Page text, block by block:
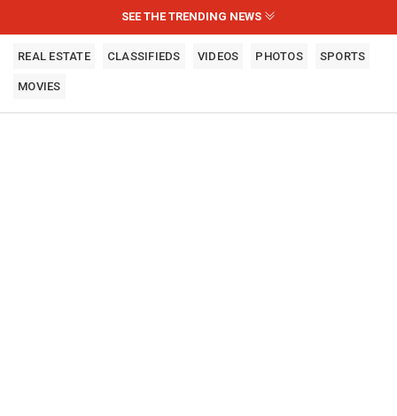
SEE THE TRENDING NEWS
REAL ESTATE CLASSIFIEDS VIDEOS PHOTOS SPORTS
MOVIES